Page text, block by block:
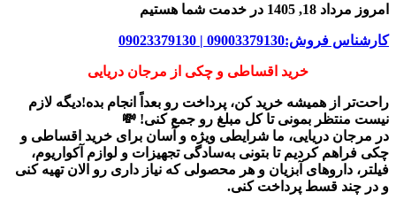
امروز مرداد 18, 1405 در خدمت شما هستیم
کارشناس فروش:09003379130 | 09023379130
خرید اقساطی و چکی از مرجان دریایی
راحت‌تر از همیشه خرید کن، پرداخت رو بعداً انجام بده!دیگه لازم
نیست منتظر بمونی تا کل مبلغ رو جمع کنی! 💸
در مرجان دریایی، ما شرایطی ویژه و آسان برای خرید اقساطی و
چکی فراهم کردیم تا بتونی به‌سادگی تجهیزات و لوازم آکواریوم،
فیلتر، داروهای آبزیان و هر محصولی که نیاز داری رو الان تهیه کنی
و در چند قسط پرداخت کنی.